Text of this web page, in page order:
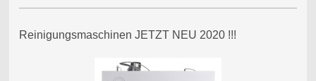
Reinigungsmaschinen JETZT NEU 2020 !!!